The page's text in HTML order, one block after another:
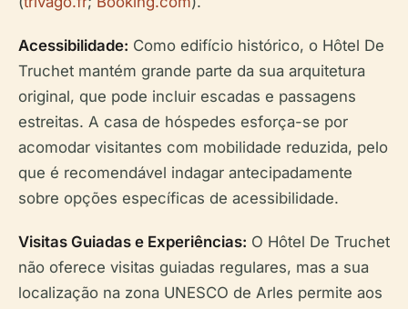
Acessibilidade: Como edifício histórico, o Hôtel De
Truchet mantém grande parte da sua arquitetura
original, que pode incluir escadas e passagens
estreitas. A casa de hóspedes esforça-se por
acomodar visitantes com mobilidade reduzida, pelo
que é recomendável indagar antecipadamente
sobre opções específicas de acessibilidade.
Visitas Guiadas e Experiências: O Hôtel De Truchet
não oferece visitas guiadas regulares, mas a sua
localização na zona UNESCO de Arles permite aos